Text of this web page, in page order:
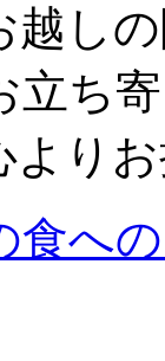
越し
立ち
より
食へ